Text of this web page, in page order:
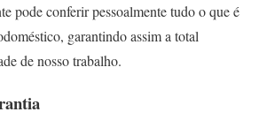
pode conferir pessoalmente tudo o que é
garantindo assim a total
de nosso trabalho.